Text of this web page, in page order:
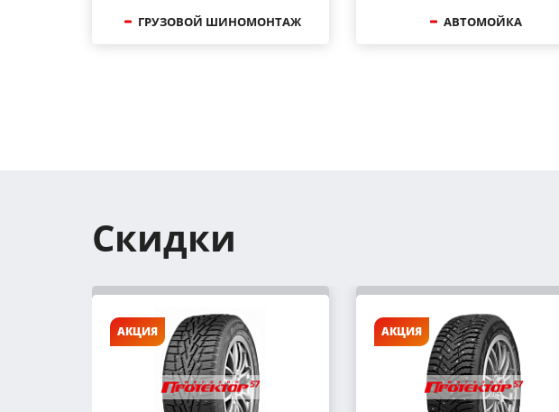
ГРУЗОВОЙ ШИНОМОНТАЖ АВТОМОЙКА
Скидки
АКЦИЯ АКЦИЯ